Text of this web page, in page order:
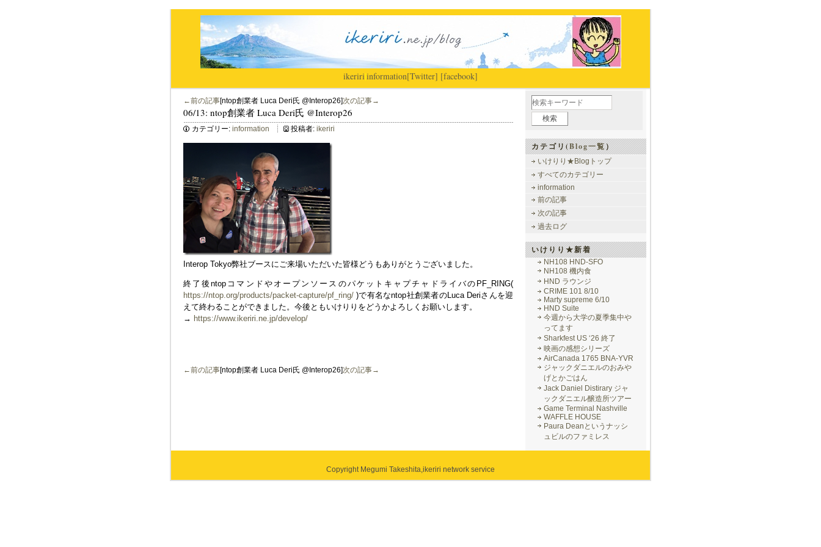
ikeriri|information[Twitter] [facebook]
←前の記事[ntop創業者 Luca Deri氏 @Interop26]次の記事→
06/13: ntop創業者 Luca Deri氏 @Interop26
カテゴリー: information 投稿者: ikeriri
Interop Tokyo弊社ブースにご来場いただいた皆様どうもありがとうございました。
終了後ntopコマンドやオープンソースのパケットキャプチャドライバのPF_RING(
https://ntop.org/products/packet-capture/pf_ring/ )で有名なntop社創業者のLuca Deriさんを迎
えて終わることができました。今後ともいけりりをどうかよろしくお願いします。
→ https://www.ikeriri.ne.jp/develop/
←前の記事[ntop創業者 Luca Deri氏 @Interop26]次の記事→
カテゴリ(Blog一覧）
いけりり★Blogトップ
すべてのカテゴリー
information
前の記事
次の記事
過去ログ
いけりり★新着
NH108 HND-SFO
NH108 機内食
HND ラウンジ
CRIME 101 8/10
Marty supreme 6/10
HND Suite
今週から大学の夏季集中や
ってます
Sharkfest US ‘26 終了
映画の感想シリーズ
AirCanada 1765 BNA-YVR
ジャックダニエルのおみや
げとかごはん
Jack Daniel Distirary ジャ
ックダニエル醸造所ツアー
Game Terminal Nashville
WAFFLE HOUSE
Paura Deanというナッシ
ュビルのファミレス
Copyright Megumi Takeshita,ikeriri network service